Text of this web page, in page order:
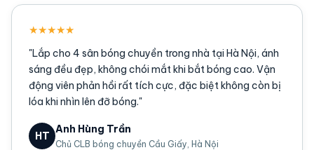
★★★★★
"Lắp cho 4 sân bóng chuyền trong nhà tại Hà Nội, ánh
sáng đều đẹp, không chói mắt khi bắt bóng cao. Vận
động viên phản hồi rất tích cực, đặc biệt không còn bị
lóa khi nhìn lên đỡ bóng."
HT
Anh Hùng Trần
Chủ CLB bóng chuyền Cầu Giấy, Hà Nội